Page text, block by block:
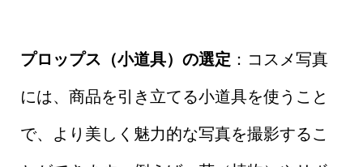
プロップス（小道具）の選定 ：コスメ写真
には、商品を引き立てる小道具を使うこと
で、より美しく魅力的な写真を撮影するこ